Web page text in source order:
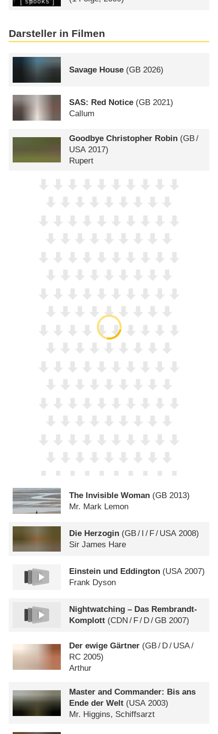
Darsteller in Filmen
Savage House (GB 2026)
SAS: Red Notice (GB 2021)
Callum
Goodbye Christopher Robin (GB/
USA2017)
Rupert
The Invisible Woman (GB 2013)
Mr. Mark Lemon
Die Herzogin (GB/ I / F/ USA2008)
Sir James Hare
Einstein und Eddington (USA2007)
Frank Dyson
Nightwatching – Das Rembrandt-
Komplott (CDN / F/ D/ GB 2007)
Der ewige Gärtner (GB/ D/ USA/
RC 2005)
Arthur
Master and Commander: Bis ans
Ende der Welt (USA 2003)
Mr. Higgins, Schiffsarzt